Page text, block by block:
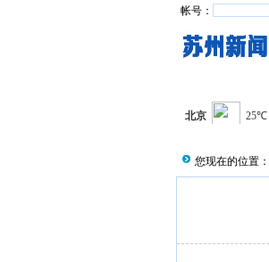
帐号：
您现在的位置：